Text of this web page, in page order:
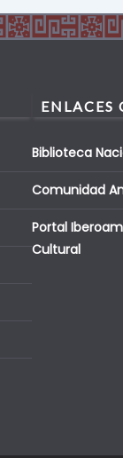
ENLACES
Biblioteca
Comunidad
Portal
Cultural